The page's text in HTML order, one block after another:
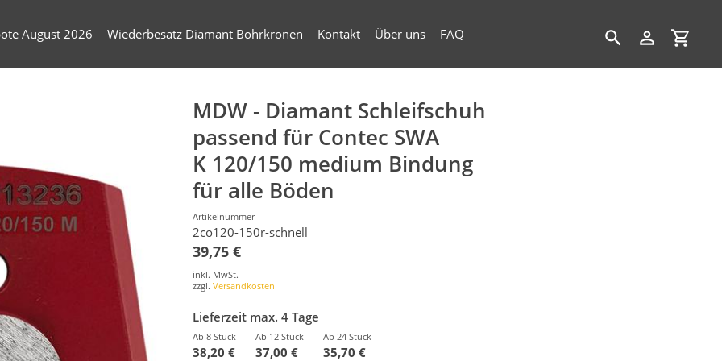
August 2026 Wiederbesatz Diamant Bohrkronen Kontakt Über uns FAQ
SuchenEinloggen
MDW - Diamant Schleifschuh
passend für Contec SWA
K 120/150 medium Bindung
für alle Böden
Artikelnummer
2co120-150r-schnell
39,75 €
inkl. MwSt.
zzgl. Versandkosten
Lieferzeit max. 4 Tage
Ab 8 Stück
38,20 €
Ab 12 Stück
37,00 €
Ab 24 Stück
35,70 €